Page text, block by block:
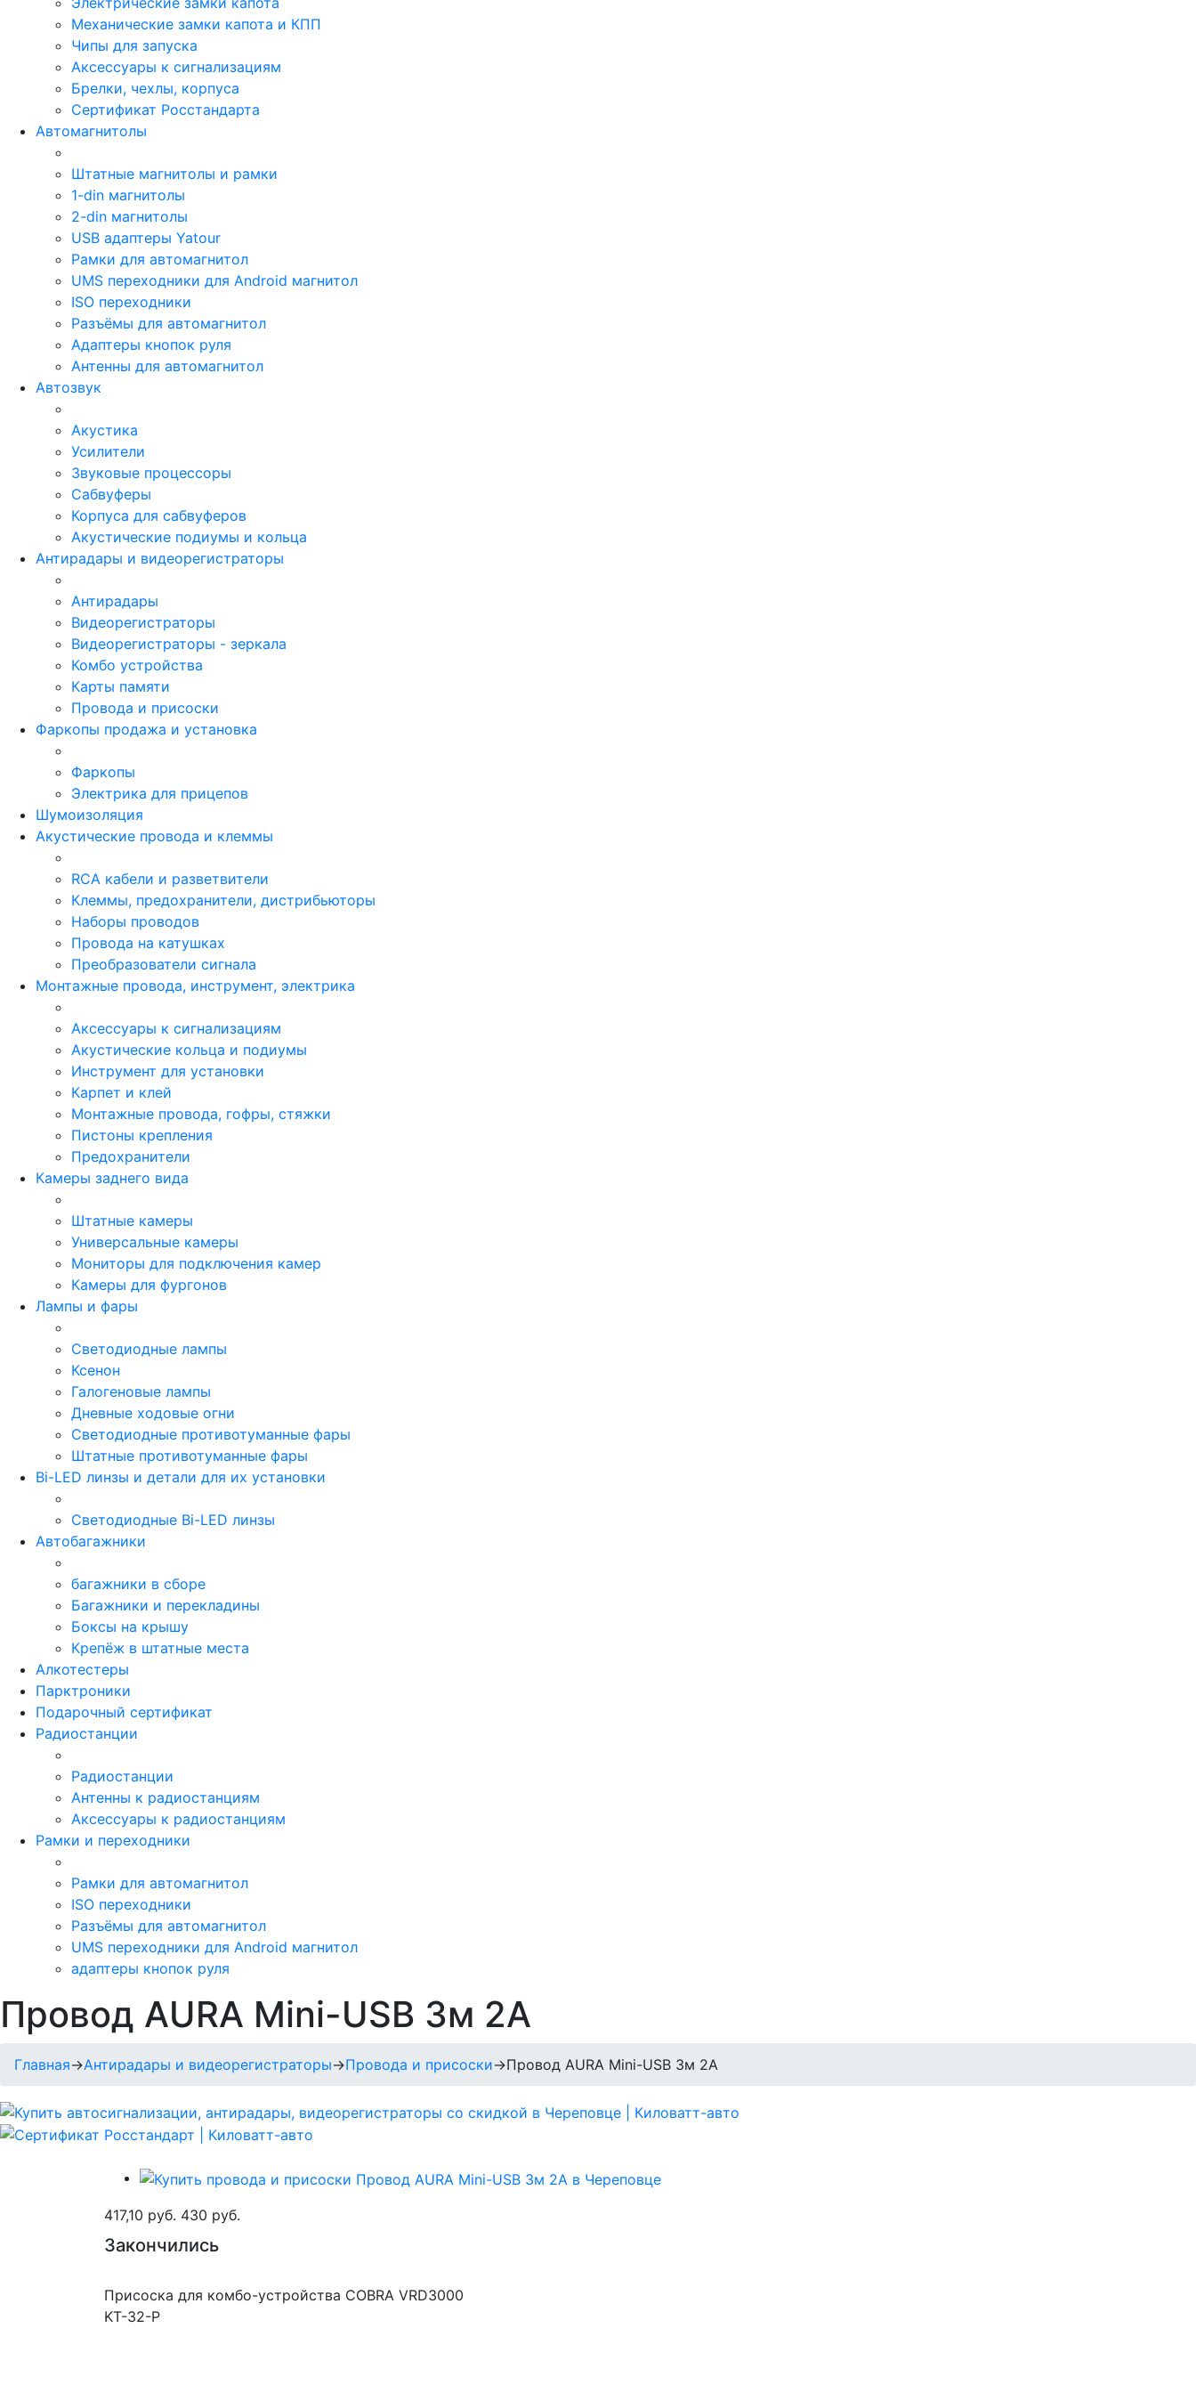
Механические замки капота и КПП
Чипы для запуска
Аксессуары к сигнализациям
Брелки, чехлы, корпуса
Сертификат Росстандарта
Автомагнитолы
Штатные магнитолы и рамки
1-din магнитолы
2-din магнитолы
USB адаптеры Yatour
Рамки для автомагнитол
UMS переходники для Android магнитол
ISO переходники
Разъёмы для автомагнитол
Адаптеры кнопок руля
Антенны для автомагнитол
Автозвук
Акустика
Усилители
Звуковые процессоры
Сабвуферы
Корпуса для сабвуферов
Акустические подиумы и кольца
Антирадары и видеорегистраторы
Антирадары
Видеорегистраторы
Видеорегистраторы - зеркала
Комбо устройства
Карты памяти
Провода и присоски
Фаркопы продажа и установка
Фаркопы
Электрика для прицепов
Шумоизоляция
Акустические провода и клеммы
RCA кабели и разветвители
Клеммы, предохранители, дистрибьюторы
Наборы проводов
Провода на катушках
Преобразователи сигнала
Монтажные провода, инструмент, электрика
Аксессуары к сигнализациям
Акустические кольца и подиумы
Инструмент для установки
Карпет и клей
Монтажные провода, гофры, стяжки
Пистоны крепления
Предохранители
Камеры заднего вида
Штатные камеры
Универсальные камеры
Мониторы для подключения камер
Камеры для фургонов
Лампы и фары
Светодиодные лампы
Ксенон
Галогеновые лампы
Дневные ходовые огни
Светодиодные противотуманные фары
Штатные противотуманные фары
Bi-LED линзы и детали для их установки
Светодиодные Bi-LED линзы
Автобагажники
багажники в сборе
Багажники и перекладины
Боксы на крышу
Крепёж в штатные места
Алкотестеры
Парктроники
Подарочный сертификат
Радиостанции
Радиостанции
Антенны к радиостанциям
Аксессуары к радиостанциям
Рамки и переходники
Рамки для автомагнитол
ISO переходники
Разъёмы для автомагнитол
UMS переходники для Android магнитол
адаптеры кнопок руля
Провод AURA Mini-USB 3м 2А
Главная→Антирадары и видеорегистраторы→Провода и присоски→Провод AURA Mini-USB 3м 2А
417,10 руб. 430 руб.
Закончились
Присоска для комбо-устройства COBRA VRD3000
KT-32-P